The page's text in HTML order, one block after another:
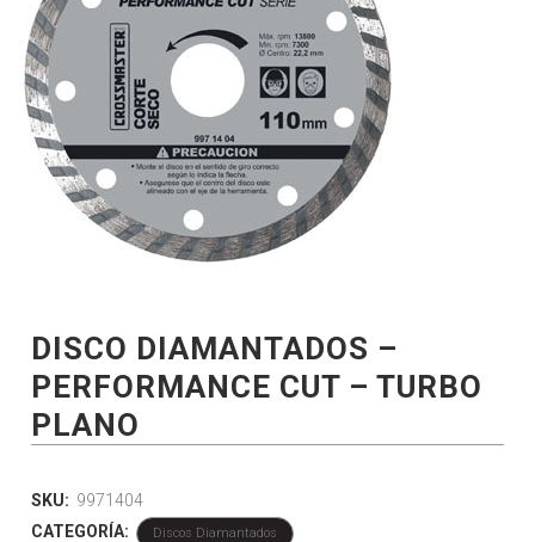
DISCO DIAMANTADOS –
PERFORMANCE CUT – TURBO
PLANO
SKU: 9971404
CATEGORÍA:
Discos Diamantados